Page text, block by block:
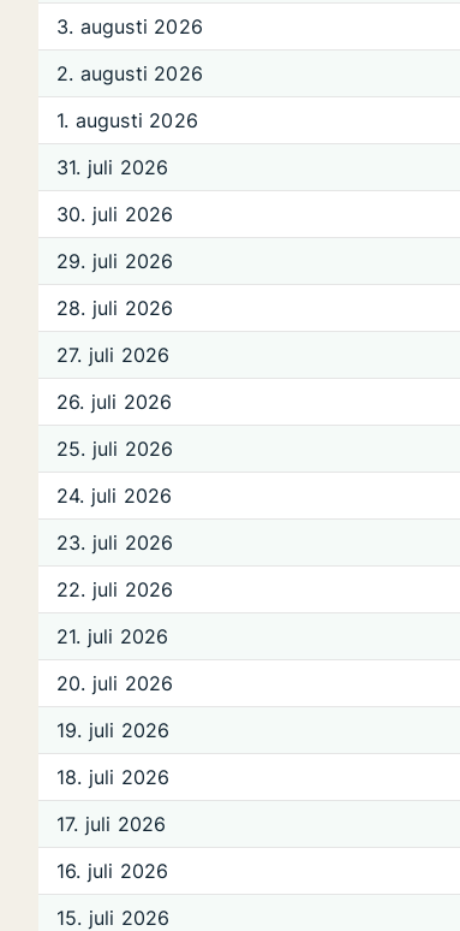
3. augusti 2026
2. augusti 2026
1. augusti 2026
31. juli 2026
30. juli 2026
29. juli 2026
28. juli 2026
27. juli 2026
26. juli 2026
25. juli 2026
24. juli 2026
23. juli 2026
22. juli 2026
21. juli 2026
20. juli 2026
19. juli 2026
18. juli 2026
17. juli 2026
16. juli 2026
15. juli 2026